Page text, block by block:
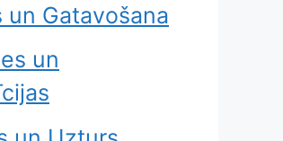
un Gatavošana
un